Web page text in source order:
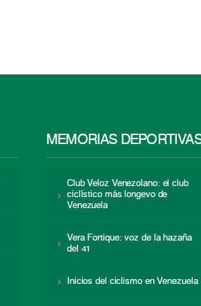
MEMORIAS
Club Veloz Venezolano: el club
ciclístico más longevo de
Venezuela
Vera Fortique: voz de la hazaña
del 41
Inicios del ciclismo en Venezuela